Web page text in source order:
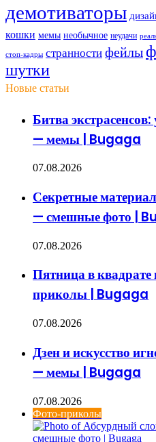
демотиваторы
кошки мемы необычное неудачи
стоп-кадры странности фейлы
шутки
Новые статьи
Битва
— мемы | Bugaga
07.08.2026
Секретные
— смешные фото |
07.08.2026
Пятница в
приколы | Bugaga
07.08.2026
Дзен и искусство
— мемы | Bugaga
07.08.2026
Фото-приколы